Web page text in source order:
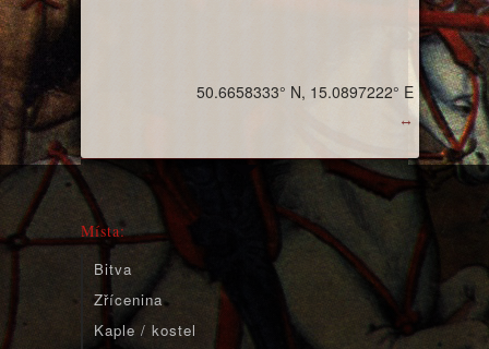
↔
50.6658333° N, 15.0897222° E
Místa:
Bitva
Zřícenina
Kaple / kostel